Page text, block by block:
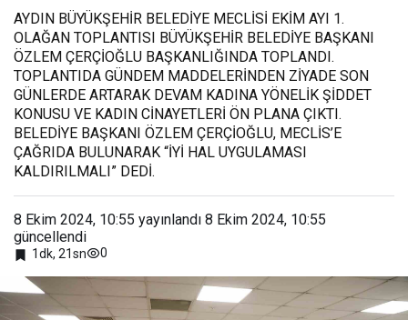
AYDIN BÜYÜKŞEHİR BELEDİYE MECLİSİ EKİM AYI 1.
OLAĞAN TOPLANTISI BÜYÜKŞEHİR BELEDİYE BAŞKANI
ÖZLEM ÇERÇİOĞLU BAŞKANLIĞINDA TOPLANDI.
TOPLANTIDA GÜNDEM MADDELERİNDEN ZİYADE SON
GÜNLERDE ARTARAK DEVAM KADINA YÖNELİK ŞİDDET
KONUSU VE KADIN CİNAYETLERİ ÖN PLANA ÇIKTI.
BELEDİYE BAŞKANI ÖZLEM ÇERÇİOĞLU, MECLİS’E
ÇAĞRIDA BULUNARAK “İYİ HAL UYGULAMASI
KALDIRILMALI” DEDİ.
8 Ekim 2024, 10:55 yayınlandı 8 Ekim 2024, 10:55
güncellendi
1dk, 21sn 0
gitti